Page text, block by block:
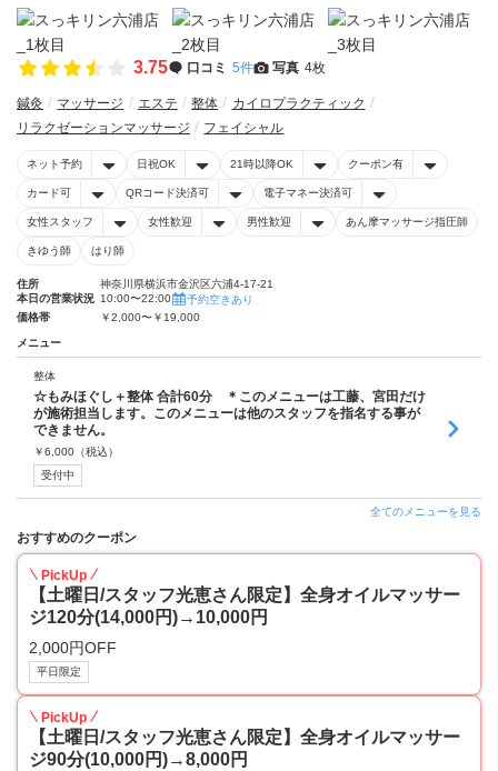
3.75 口コミ 5件 写真 4枚
鍼灸 マッサージ エステ 整体
カイロプラクティック
リラクゼーションマッサージ
フェイシャル
ネット予約 日祝OK 21時以降OK クーポン有
カード可 QRコード決済可 電子マネー決済可
女性スタッフ 女性歓迎 男性歓迎 あん摩マッサージ指圧師
きゆう師 はり師
住所
神奈川県横浜市金沢区六浦4-17-21
本日の営業状況 10:00〜22:00
予約空きあり
価格帯
￥2,000〜￥19,000
メニュー
整体
☆もみほぐし＋整体 合計60分 ＊このメニューは工藤、宮田だけ
が施術担当します。このメニューは他のスタッフを指名する事が
できません。
￥6,000 （税込）
受付中
全てのメニューを見る
おすすめのクーポン
PickUp
【土曜日/スタッフ光恵さん限定】全身オイルマッサー
ジ120分(14,000円)→10,000円
2,000円OFF
平日限定
PickUp
【土曜日/スタッフ光恵さん限定】全身オイルマッサー
ジ90分(10,000円)→8,000円